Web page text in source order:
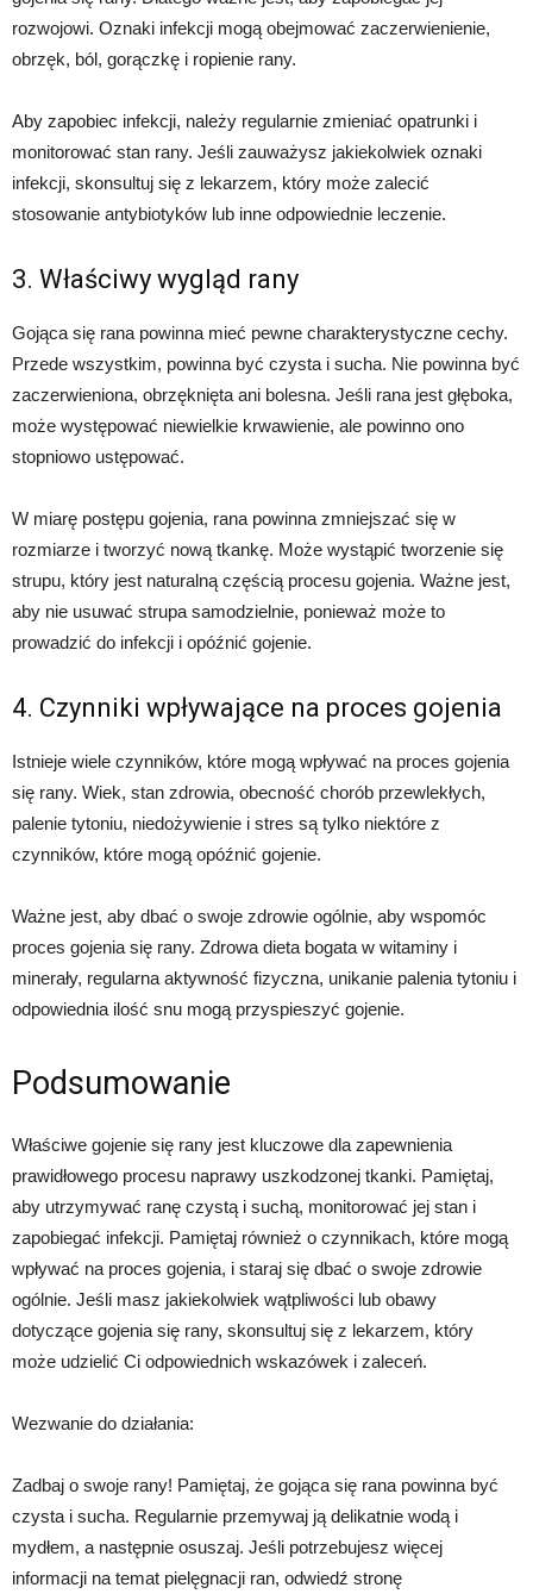
rozwojowi. Oznaki infekcji mogą obejmować zaczerwienienie,
obrzęk, ból, gorączkę i ropienie rany.
Aby zapobiec infekcji, należy regularnie zmieniać opatrunki i
monitorować stan rany. Jeśli zauważysz jakiekolwiek oznaki
infekcji, skonsultuj się z lekarzem, który może zalecić
stosowanie antybiotyków lub inne odpowiednie leczenie.
3. Właściwy wygląd rany
Gojąca się rana powinna mieć pewne charakterystyczne cechy.
Przede wszystkim, powinna być czysta i sucha. Nie powinna być
zaczerwieniona, obrzęknięta ani bolesna. Jeśli rana jest głęboka,
może występować niewielkie krwawienie, ale powinno ono
stopniowo ustępować.
W miarę postępu gojenia, rana powinna zmniejszać się w
rozmiarze i tworzyć nową tkankę. Może wystąpić tworzenie się
strupu, który jest naturalną częścią procesu gojenia. Ważne jest,
aby nie usuwać strupa samodzielnie, ponieważ może to
prowadzić do infekcji i opóźnić gojenie.
4. Czynniki wpływające na proces gojenia
Istnieje wiele czynników, które mogą wpływać na proces gojenia
się rany. Wiek, stan zdrowia, obecność chorób przewlekłych,
palenie tytoniu, niedożywienie i stres są tylko niektóre z
czynników, które mogą opóźnić gojenie.
Ważne jest, aby dbać o swoje zdrowie ogólnie, aby wspomóc
proces gojenia się rany. Zdrowa dieta bogata w witaminy i
minerały, regularna aktywność fizyczna, unikanie palenia tytoniu i
odpowiednia ilość snu mogą przyspieszyć gojenie.
Podsumowanie
Właściwe gojenie się rany jest kluczowe dla zapewnienia
prawidłowego procesu naprawy uszkodzonej tkanki. Pamiętaj,
aby utrzymywać ranę czystą i suchą, monitorować jej stan i
zapobiegać infekcji. Pamiętaj również o czynnikach, które mogą
wpływać na proces gojenia, i staraj się dbać o swoje zdrowie
ogólnie. Jeśli masz jakiekolwiek wątpliwości lub obawy
dotyczące gojenia się rany, skonsultuj się z lekarzem, który
może udzielić Ci odpowiednich wskazówek i zaleceń.
Wezwanie do działania:
Zadbaj o swoje rany! Pamiętaj, że gojąca się rana powinna być
czysta i sucha. Regularnie przemywaj ją delikatnie wodą i
mydłem, a następnie osuszaj. Jeśli potrzebujesz więcej
informacji na temat pielęgnacji ran, odwiedź stronę